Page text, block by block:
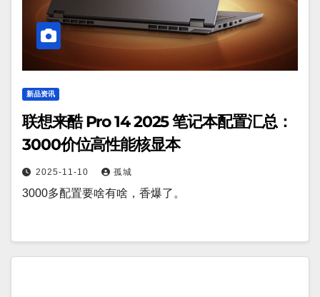
新品资讯
联想来酷 Pro 14 2025 笔记本配置汇总：
3000价位高性能核显本
2025-11-10 孤城
3000多配置要啥有啥，香爆了。